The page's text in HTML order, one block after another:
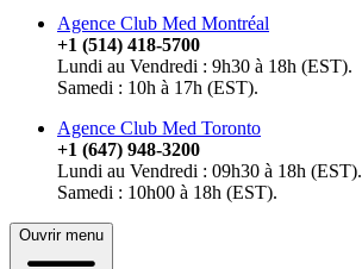
Agence Club Med Montréal
+1 (514) 418-5700
Lundi au Vendredi : 9h30 à 18h (EST).
Samedi : 10h à 17h (EST).
Agence Club Med Toronto
+1 (647) 948-3200
Lundi au Vendredi : 09h30 à 18h (EST).
Samedi : 10h00 à 18h (EST).
Ouvrir menu